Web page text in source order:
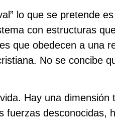
lo que se pretende
con estructuras
que obedecen a una
No se concibe
Hay una dimensión
desconocidas,